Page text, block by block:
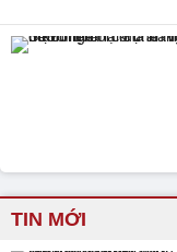
TIN MỚI